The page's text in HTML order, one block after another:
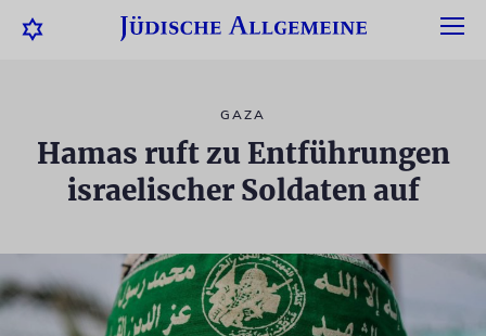
GAZA
Hamas ruft zu Entführungen
israelischer Soldaten auf